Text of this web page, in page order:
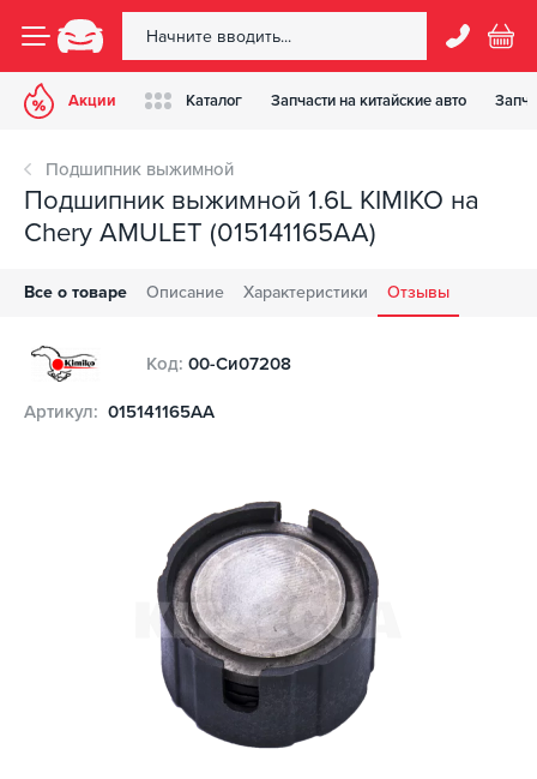
Акции Каталог Запчасти на китайские авто
Подшипник выжимной
Подшипник выжимной 1.6L KIMIKO на
Chery AMULET (015141165AA)
Все о товаре Описание Характеристики Отзывы
Код: 00-Си07208
Артикул: 015141165AA